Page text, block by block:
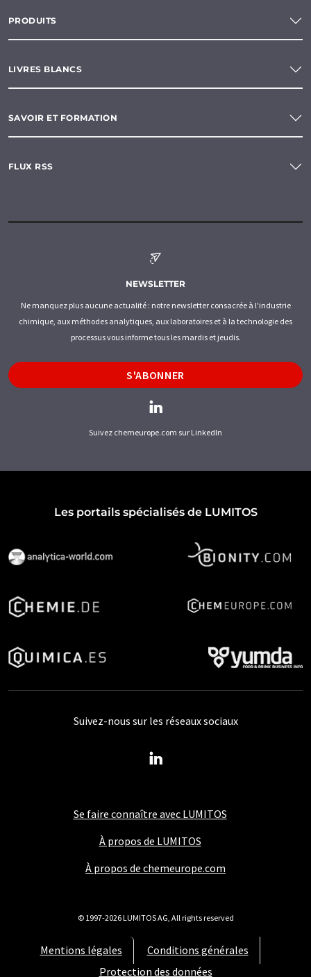
PRODUITS
LIVRES BLANCS
SAVOIR ET FORMATION
FLUX RSS
NEWSLETTER
Ne manquez plus aucune actualité : notre newsletter consacrée à l'industrie
chimique, aux méthodes analytiques, aux laboratoires et à la technologie des
processus vous informe tous les mardis et jeudis.
S'ABONNER
Suivez chemeurope.com sur LinkedIn
Les portails spécialisés de LUMITOS
Se faire connaître avec LUMITOS
À propos de LUMITOS
À propos de chemeurope.com
Mentions légales
Conditions générales
Protection des données
Suivez-nous sur les réseaux sociaux
© 1997-2026 LUMITOS AG, All rights reserved